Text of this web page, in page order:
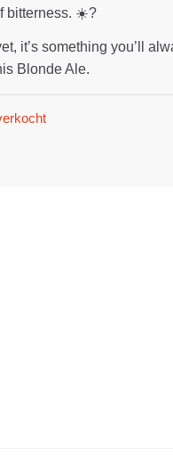
bitterness. ☀️?
it’s something you’ll
Blonde Ale.